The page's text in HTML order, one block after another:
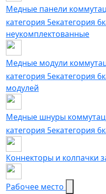
Медные панели
категория 5екатегория 6
неукомплектованные
Медные модули
категория 5екатегория 6
модулей
Медные шнуры
категория 5eкатегория 6
Коннекторы и колпачки
Рабочее место